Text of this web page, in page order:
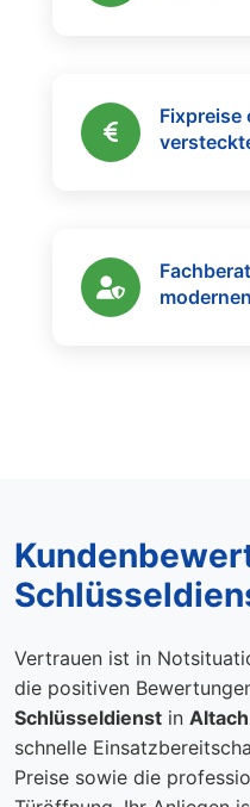
Fixpreise
Vertrauen ist in
die positiven
Schlüsseldienst in Altach
schnelle
Preise sowie die